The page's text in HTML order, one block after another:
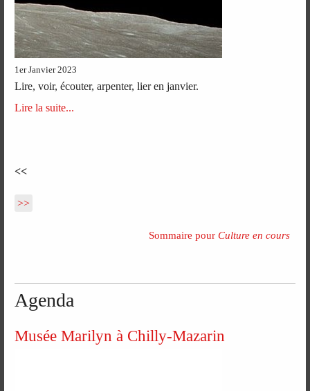
1er Janvier 2023
Lire, voir, écouter, arpenter, lier en janvier.
Lire la suite...
<<
>>
Sommaire pour Culture en cours
Agenda
Musée Marilyn à Chilly-Mazarin